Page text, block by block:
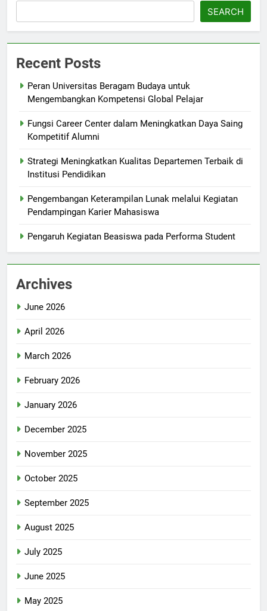
SEARCH
Recent Posts
Peran Universitas Beragam Budaya untuk
Mengembangkan Kompetensi Global Pelajar
Fungsi Career Center dalam Meningkatkan Daya Saing
Kompetitif Alumni
Strategi Meningkatkan Kualitas Departemen Terbaik di
Institusi Pendidikan
Pengembangan Keterampilan Lunak melalui Kegiatan
Pendampingan Karier Mahasiswa
Pengaruh Kegiatan Beasiswa pada Performa Student
Archives
June 2026
April 2026
March 2026
February 2026
January 2026
December 2025
November 2025
October 2025
September 2025
August 2025
July 2025
June 2025
May 2025